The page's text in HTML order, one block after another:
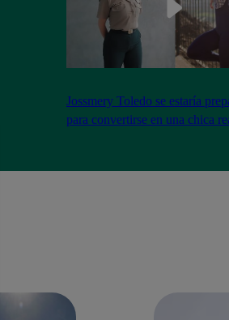
Jossmery Toledo se estaría
para convertirse en una chica